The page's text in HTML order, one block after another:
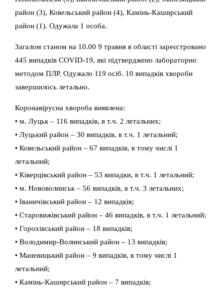
район (3), Ковельський район (4), Камінь-Каширський
район (1). Одужала 1 особа.
Загалом станом на 10.00 9 травня в області зареєстровано
445 випадків COVID-19, які підтверджено лабораторно
методом ПЛР. Одужало 119 осіб. 10 випадків хвороби
завершилось летально.
Коронавірусна хвороба виявлена:
• м. Луцьк – 116 випадків, в т.ч. 2 летальних;
• Луцький район – 30 випадків, в т.ч. 1 летальний;
• Ковельський район – 67 випадків, в тому числі 1
летальний;
• Ківерцівський район – 53 випадки, в т.ч. 1 летальний;
• м. Нововолинськ – 56 випадків, в т.ч. 3 летальних;
• Іваничівський район – 12 випадків;
• Старовижівський район – 46 випадків, в т.ч. 1 летальний;
• Горохівський район – 18 випадків;
• Володимир-Волинський район – 13 випадків;
• Маневицький район – 9 випадків, в тому числі 1
летальний;
• Камінь-Каширський район – 7 випадків;